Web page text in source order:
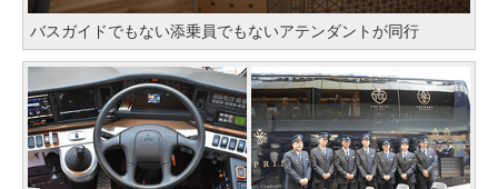
バスガイドでもない添乗員でもないアテンダントが同行